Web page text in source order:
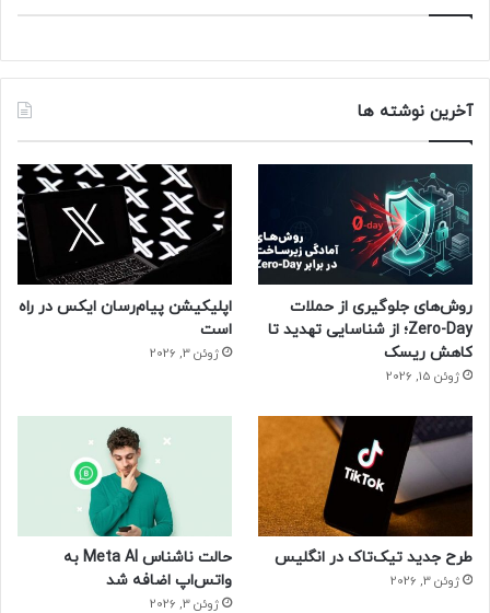
آخرین نوشته ها
روش‌های جلوگیری از حملات
Zero-Day؛ از شناسایی تهدید تا
کاهش ریسک
ژوئن 15, 2026
اپلیکیشن پیام‌رسان ایکس در راه
است
ژوئن 3, 2026
طرح جدید تیک‌تاک در انگلیس
ژوئن 3, 2026
حالت ناشناس Meta AI به
واتس‌اپ اضافه شد
ژوئن 3, 2026